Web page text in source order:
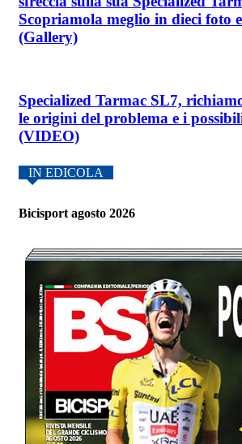
Scopriamola meglio in dieci foto
(Gallery)
Specialized Tarmac SL7,
le origini del problema e i
(VIDEO)
IN EDICOLA
Bicisport agosto 2026